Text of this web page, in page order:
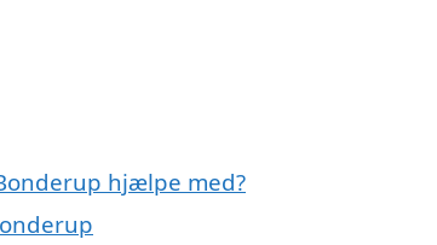
hjælpe med?